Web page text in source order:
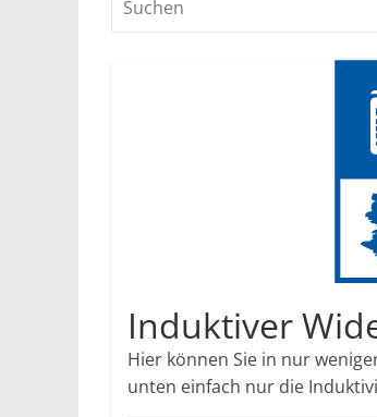
Induktiver
Hier können Sie in nur
unten einfach nur die